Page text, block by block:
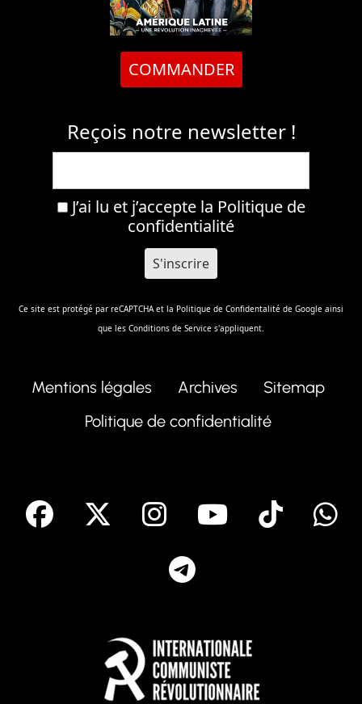
COMMANDER
Reçois notre newsletter !
J’ai lu et j’accepte la Politique de
confidentialité
Ce site est protégé par reCAPTCHA et la Politique de Confidentalité de Google ainsi
que les Conditions de Service s'appliquent.
Mentions légales Archives
Sitemap
Politique de confidentialité
facebook Instagram
Youtube
Tik